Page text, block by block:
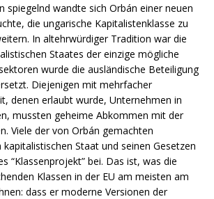
spiegelnd wandte sich Orbán einer neuen
die ungarische Kapitalistenklasse zu
In altehrwürdiger Tradition war die
Staates der einzige mögliche
wurde die ausländische Beteiligung
Diejenigen mit mehrfacher
denen erlaubt wurde, Unternehmen in
mussten geheime Abkommen mit der
Viele der von Orbán gemachten
Staat und seinen Gesetzen
“Klassenprojekt” bei. Das ist, was die
Klassen in der EU am meisten am
dass er moderne Versionen der